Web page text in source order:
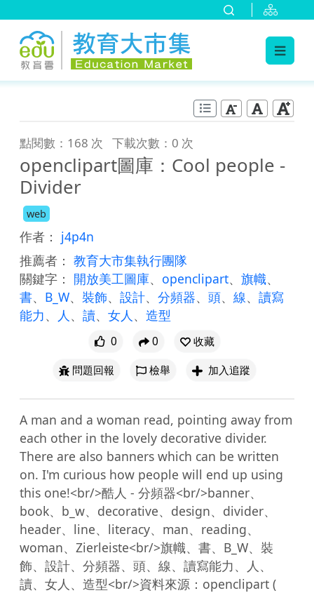
點閱數：168 次 下載次數：0 次
openclipart圖庫：Cool people -
Divider
web
作者： j4p4n
推薦者： 教育大市集執行團隊
關鍵字： 開放美工圖庫、 openclipart、 旗幟、
書、 B_W、 裝飾、 設計、 分頻器、 頭、 線、 讀寫
能力、 人 、 讀、 女人 、 造型
0 0
收藏
問題回報
檢舉 加入追蹤
A man and a woman read, pointing away from
each other in the lovely decorative divider.
There are also banners which can be written
on. I'm curious how people will end up using
this one!<br/>酷人 - 分頻器<br/>banner、
book、b_w、decorative、design、divider、
header、line、literacy、man、reading、
woman、Zierleiste<br/>旗幟、書、B_W、裝
飾、設計、分頻器、頭、線、讀寫能力、人、
讀、女人、造型<br/>資料來源：openclipart (